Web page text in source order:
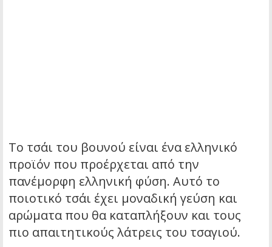
Το τσάι του βουνού είναι ένα ελληνικό
προϊόν που προέρχεται από την
πανέμορφη ελληνική φύση. Αυτό το
ποιοτικό τσάι έχει μοναδική γεύση και
αρώματα που θα καταπλήξουν και τους
πιο απαιτητικούς λάτρεις του τσαγιού.